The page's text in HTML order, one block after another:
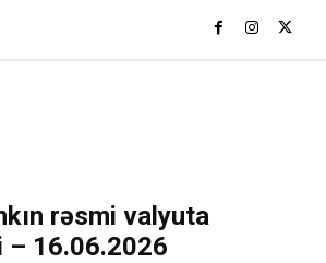
rəsmi valyuta
– 16.06.2026